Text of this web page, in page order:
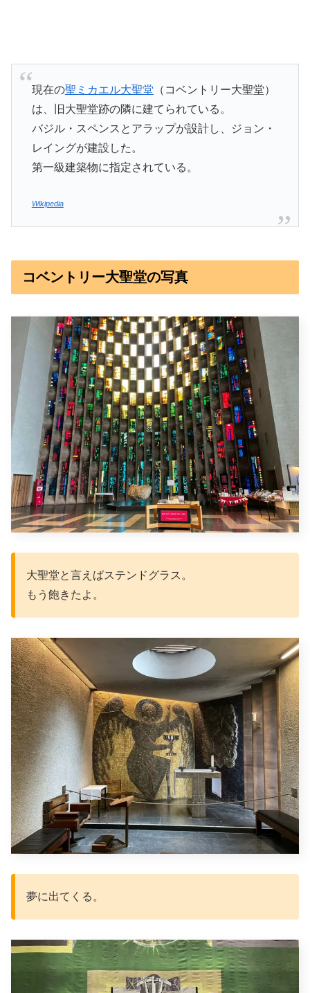
現在の聖ミカエル大聖堂 （コベントリー大聖堂）
は、旧大聖堂跡の隣に建てられている。
バジル・スペンスとアラップが設計し、ジョン・
レイングが建設した。
第一級建築物に指定されている。
Wikipedia
コベントリー大聖堂の写真
大聖堂と言えばステンドグラス。
もう飽きたよ。
夢に出てくる。